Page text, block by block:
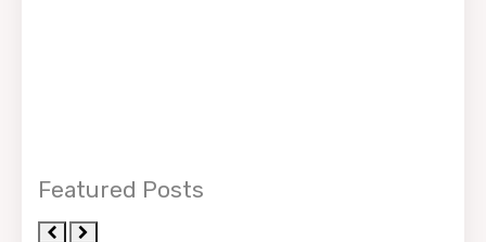
Featured Posts